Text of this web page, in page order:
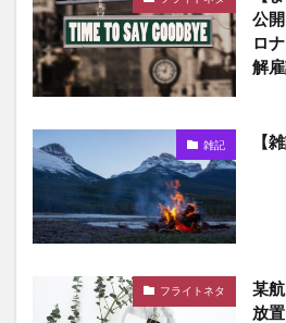
公
ロ
解
雑記 【
フライトネタ
某
放